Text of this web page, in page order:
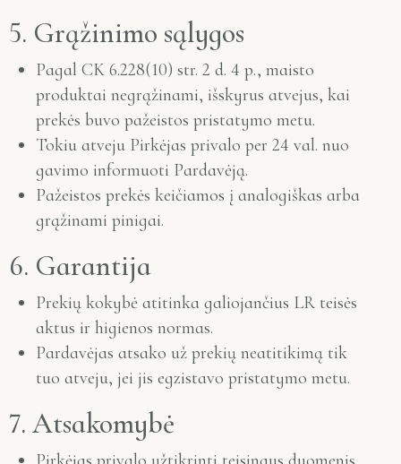
5. Grąžinimo sąlygos
Pagal CK 6.228(10) str. 2 d. 4 p., maisto
produktai negrąžinami, išskyrus atvejus, kai
prekės buvo pažeistos pristatymo metu.
Tokiu atveju Pirkėjas privalo per 24 val. nuo
gavimo informuoti Pardavėją.
Pažeistos prekės keičiamos į analogiškas arba
grąžinami pinigai.
6. Garantija
Prekių kokybė atitinka galiojančius LR teisės
aktus ir higienos normas.
Pardavėjas atsako už prekių neatitikimą tik
tuo atveju, jei jis egzistavo pristatymo metu.
7. Atsakomybė